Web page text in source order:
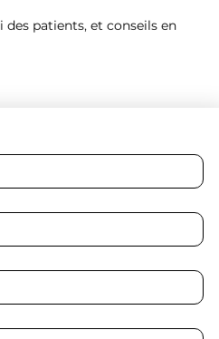
patients, et conseils en